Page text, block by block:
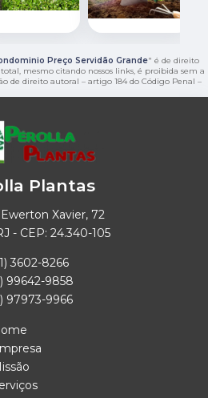
Preço Servidão Grande" é de direito
mesmo citando nossos links, é proibida sem a
de direito autoral – artigo 184 do Código Penal –
Plantas
Xavier, 72
- CEP: 24.340-105
3602-8266
99642-9858
97973-9966